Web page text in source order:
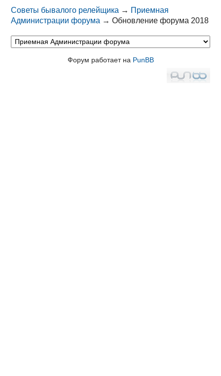
Советы бывалого релейщика → Приемная
Администрации форума →Обновление форума 2018
Форум работает на PunBB